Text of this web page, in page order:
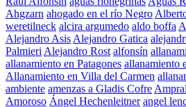
Ahgzarn ahogado en el río Negro
weretilneck alcira argumedo aldo boffa
Alejandro Asis Alejandro Gatica
Palmieri Alejandro Rost alfonsín
allanamiento en Patagones allanamiento
Allanamiento en Villa del Carmen
ambiente amenzas a Gladis Cofre
Amoroso Ángel Hechenleitner angel